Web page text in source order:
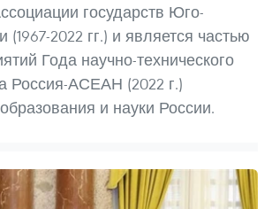
государств Юго-
(1967-2022 гг.) и является частью
Года научно-технического
Россия-АСЕАН (2022 г.)
и науки России.